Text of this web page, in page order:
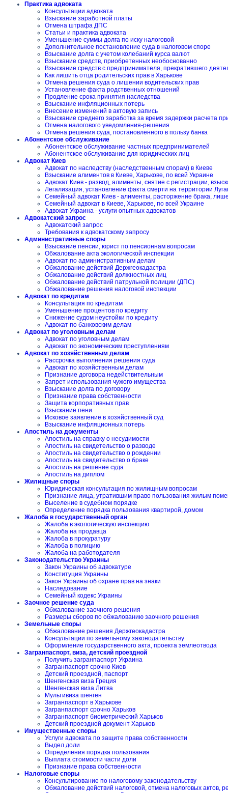
Практика адвоката
Консультации адвоката
Взыскание заработной платы
Отмена штрафа ДПС
Статьи и практика адвоката
Уменьшение суммы долга по иску налоговой
Дополнительное постановление суда в налоговом споре
Взыскание долга с учетом колебаний курса валют
Взыскание средств, приобретенных необоснованно
Взыскание средств с предпринимателя, прекратившего
Как лишить отца родительских прав в Харькове
Отмена решения суда о лишении водительских прав
Установление факта родственных отношений
Продление срока принятия наследства
Взыскание инфляционных потерь
Внесение изменений в актовую запись
Взыскание среднего заработка за время задержки расчета
Отмена налогового уведомления-решения
Отмена решения суда, постановленного в пользу банка
Абонентское обслуживание
Абонентское обслуживание частных предпринимателей
Абонентское обслуживание для юридических лиц
Адвокат Киев
Адвокат по наследству (наследственным спорам) в Киеве
Взыскание алиментов в Киеве, Харькове, по всей Украине
Адвокат Киев - развод, алименты, снятие с регистрации,
Легализация, установление факта смерти на территории
Семейный адвокат Киев - алименты, расторжение брака,
Семейный адвокат в Киеве, Харькове, по всей Украине
Адвокат Украина - услуги опытных адвокатов
Адвокатский запрос
Адвокатский запрос
Требования к адвокатскому запросу
Административные споры
Взыскание пенсии, юрист по пенсионнам вопросам
Обжалование акта экологической инспекции
Адвокат по административным делам
Обжалование действий Держгеокадастра
Обжалование действий должностных лиц
Обжалование действий патрульной полиции (ДПС)
Обжалование решения налоговой инспекции
Адвокат по кредитам
Консультация по кредитам
Уменьшение процентов по кредиту
Снижение судом неустойки по кредиту
Адвокат по банковским делам
Адвокат по уголовным делам
Адвокат по уголовным делам
Адвокат по экономическим преступлениям
Адвокат по хозяйственным делам
Рассрочка выполнения решения суда
Адвокат по хозяйственным делам
Признание договора недействительным
Запрет использования чужого имущества
Взыскание долга по договору
Признание права собственности
Защита корпоративных прав
Взыскание пени
Исковое заявление в хозяйственный суд
Взыскание инфляционных потерь
Апостиль на документы
Апостиль на справку о несудимости
Апостиль на свидетельство о разводе
Апостиль на свидетельство о рождении
Апостиль на свидетельство о браке
Апостиль на решение суда
Апостиль на диплом
Жилищные споры
Юридическая консультация по жилищным вопросам
Признание лица, утратившим право пользования жилым
Выселение в судебном порядке
Определение порядка пользования квартирой, домом
Жалоба в государственный орган
Жалоба в экологическую инспекцию
Жалоба на продавца
Жалоба в прокуратуру
Жалоба в полицию
Жалоба на работодателя
Законодательство Украины
Закон Украины об адвокатуре
Конституция Украины
Закон Украины об охране прав на знаки
Наследование
Семейный кодекс Украины
Заочное решение суда
Обжалование заочного решения
Размеры сборов по обжалованию заочного решения
Земельные споры
Обжалование решения Держгеокадастра
Консультации по земельному законодательству
Оформление государственного акта, проекта землеотвода
Загранпаспорт, виза, детский проездной
Получить загранпаспорт Украина
Загранпаспорт срочно Киев
Детский проездной, паспорт
Шенгенская виза Греция
Шенгенская виза Литва
Мультивиза шенген
Загранпаспорт в Харькове
Загранпаспорт срочно Харьков
Загранпаспорт биометрический Харьков
Детский проездной документ Харьков
Имущественные споры
Услуги адвоката по защите права собственности
Выдел доли
Определения порядка пользования
Выплата стоимости части доли
Признание права собственности
Налоговые споры
Консультирование по налоговому законодательству
Обжалование действий налоговой, отмена налоговых актов,